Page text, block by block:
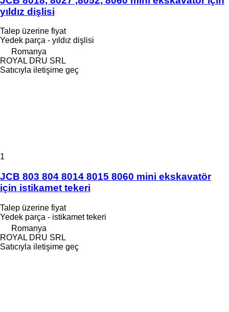
yıldız dişlisi
Talep üzerine fiyat
Yedek parça - yıldız dişlisi
Romanya
ROYAL DRU SRL
Satıcıyla iletişime geç
1
JCB 803 804 8014 8015 8060 mini ekskavatör
için istikamet tekeri
Talep üzerine fiyat
Yedek parça - istikamet tekeri
Romanya
ROYAL DRU SRL
Satıcıyla iletişime geç